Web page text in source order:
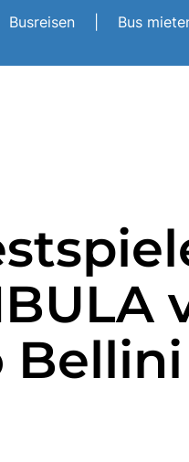
Busreisen Bus
Bellini